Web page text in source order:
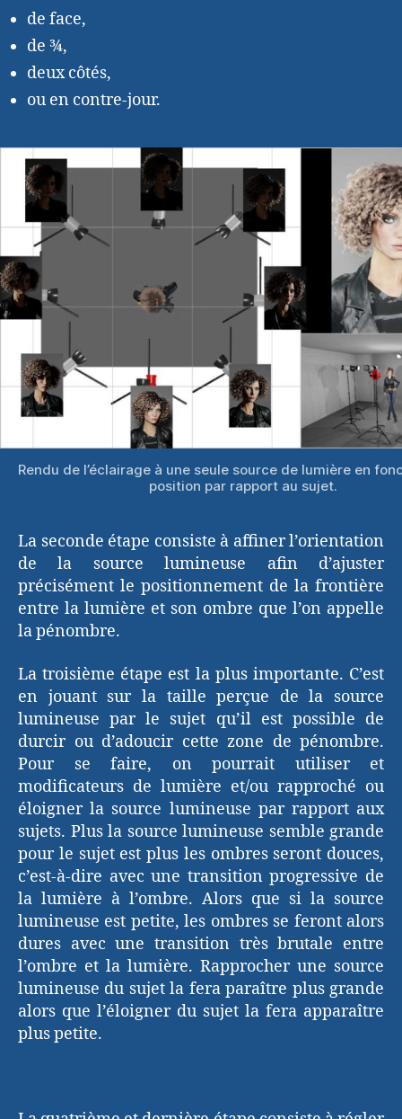
de face,
de ¾,
deux côtés,
ou en contre-jour.
Rendu de l’éclairage à une seule source de lumière en
position par rapport au sujet.
La seconde étape consiste à affiner l’orientation
de la source lumineuse afin d’ajuster
précisément le positionnement de la frontière
entre la lumière et son ombre que l’on appelle
la pénombre.
La troisième étape est la plus importante. C’est
en jouant sur la taille perçue de la source
lumineuse par le sujet qu’il est possible de
durcir ou d’adoucir cette zone de pénombre.
Pour se faire, on pourrait utiliser et
modificateurs de lumière et/ou rapproché ou
éloigner la source lumineuse par rapport aux
sujets. Plus la source lumineuse semble grande
pour le sujet est plus les ombres seront douces,
c’est-à-dire avec une transition progressive de
la lumière à l’ombre. Alors que si la source
lumineuse est petite, les ombres se feront alors
dures avec une transition très brutale entre
l’ombre et la lumière. Rapprocher une source
lumineuse du sujet la fera paraître plus grande
alors que l’éloigner du sujet la fera apparaître
plus petite.